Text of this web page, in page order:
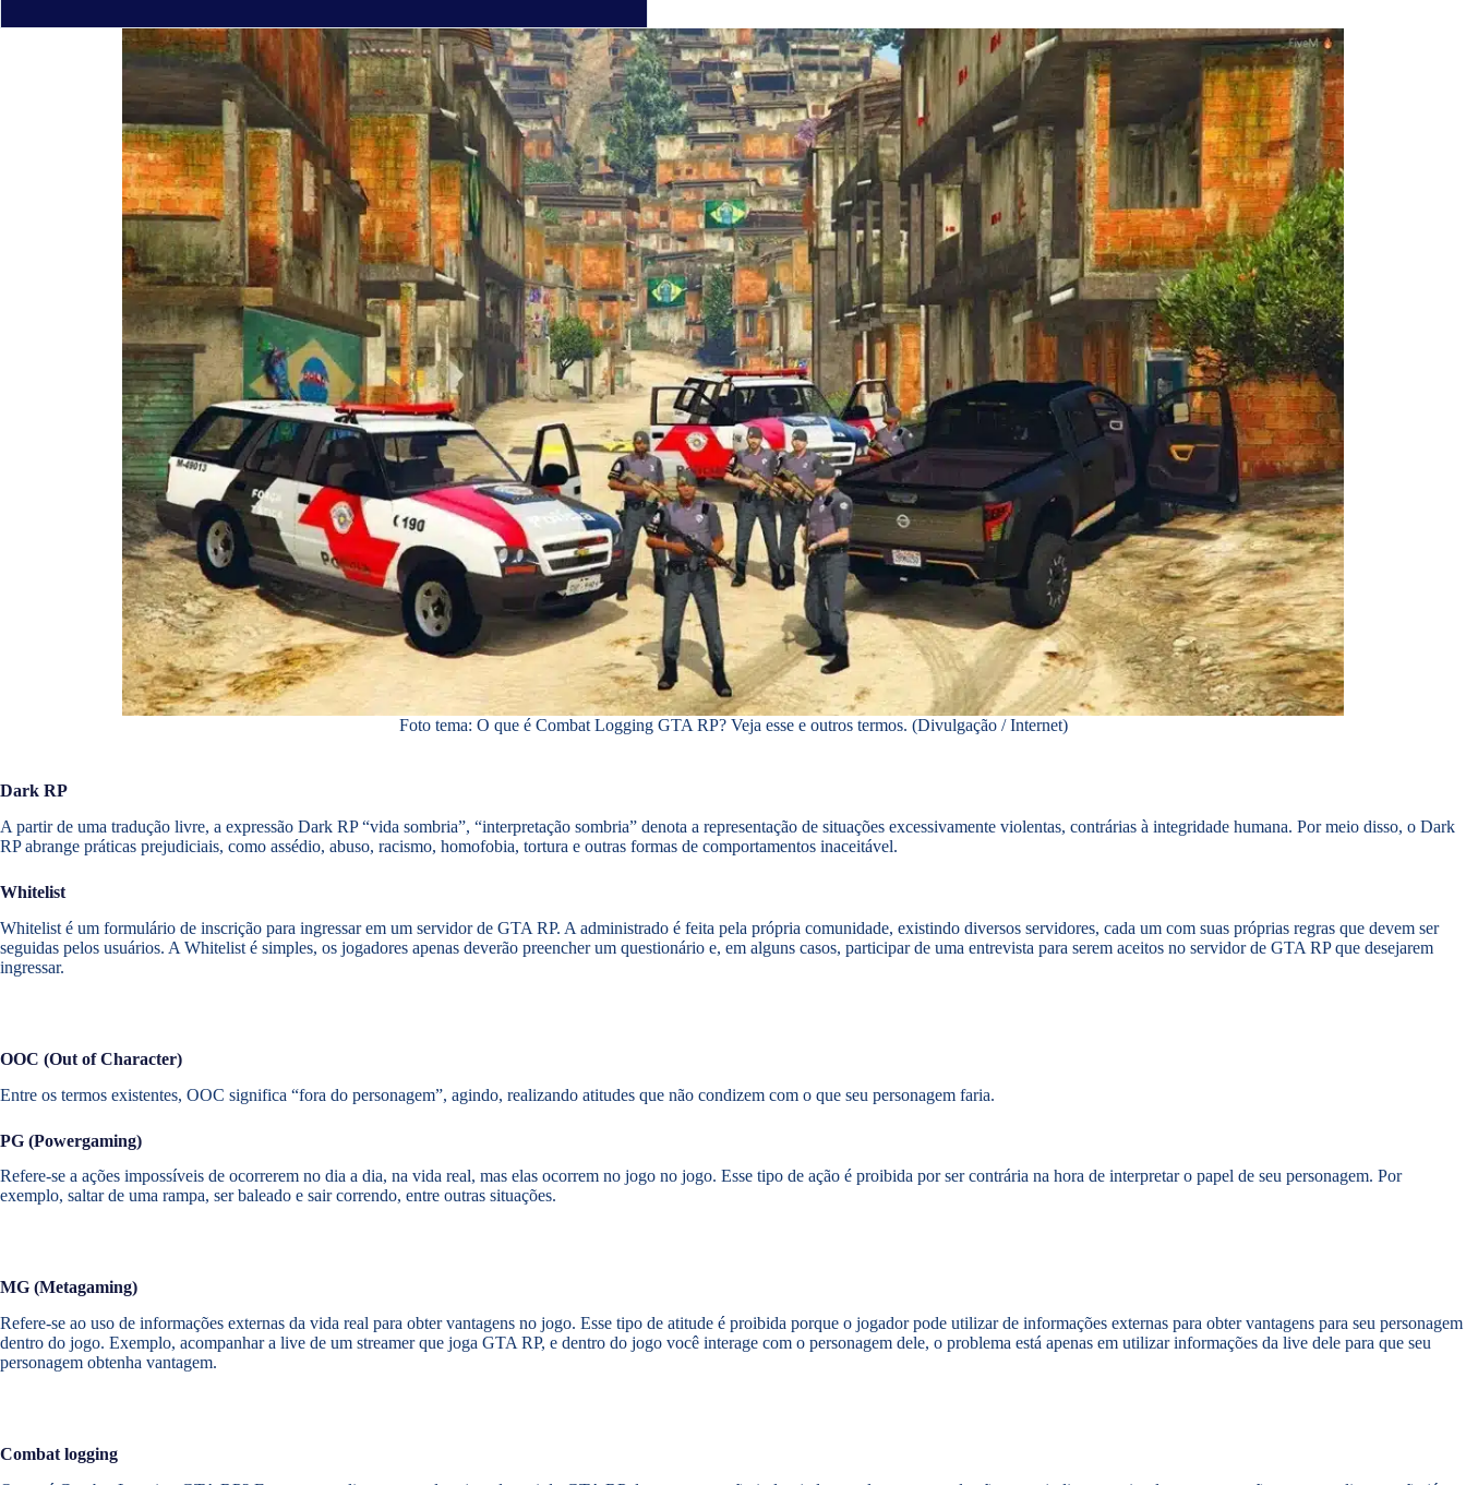
Foto tema: O que é Combat Logging GTA RP? Veja esse e outros termos. (Divulgação / Internet)
Dark RP
A partir de uma tradução livre, a expressão Dark RP “vida sombria”, “interpretação sombria” denota a representação de situações excessivamente violentas, contrárias à integridade humana. Por meio disso, o Dark
RP abrange práticas prejudiciais, como assédio, abuso, racismo, homofobia, tortura e outras formas de comportamentos inaceitável.
Whitelist
Whitelist é um formulário de inscrição para ingressar em um servidor de GTA RP. A administrado é feita pela própria comunidade, existindo diversos servidores, cada um com suas próprias regras que devem ser
seguidas pelos usuários. A Whitelist é simples, os jogadores apenas deverão preencher um questionário e, em alguns casos, participar de uma entrevista para serem aceitos no servidor de GTA RP que desejarem
ingressar.
OOC (Out of Character)
Entre os termos existentes, OOC significa “fora do personagem”, agindo, realizando atitudes que não condizem com o que seu personagem faria.
PG (Powergaming)
Refere-se a ações impossíveis de ocorrerem no dia a dia, na vida real, mas elas ocorrem no jogo no jogo. Esse tipo de ação é proibida por ser contrária na hora de interpretar o papel de seu personagem. Por
exemplo, saltar de uma rampa, ser baleado e sair correndo, entre outras situações.
MG (Metagaming)
Refere-se ao uso de informações externas da vida real para obter vantagens no jogo. Esse tipo de atitude é proibida porque o jogador pode utilizar de informações externas para obter vantagens para seu personagem
dentro do jogo. Exemplo, acompanhar a live de um streamer que joga GTA RP, e dentro do jogo você interage com o personagem dele, o problema está apenas em utilizar informações da live dele para que seu
personagem obtenha vantagem.
Combat logging